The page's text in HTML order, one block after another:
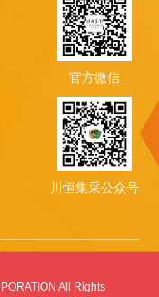
官方微信
川恒集采公众号
All Rights